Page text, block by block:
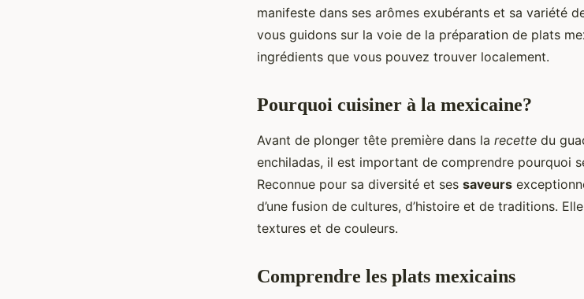
manifeste dans ses arômes exubérants et sa variété
vous guidons sur la voie de la préparation de plats
ingrédients que vous pouvez trouver localement.
Pourquoi cuisiner à la mexicaine?
Avant de plonger tête première dans la recette du
enchiladas, il est important de comprendre pourquoi
Reconnue pour sa diversité et ses saveurs
d’une fusion de cultures, d’histoire et de traditions.
textures et de couleurs.
Comprendre les plats mexicains